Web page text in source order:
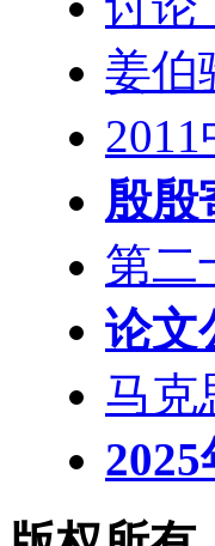
姜伯
殷殷
第二
论文
马克